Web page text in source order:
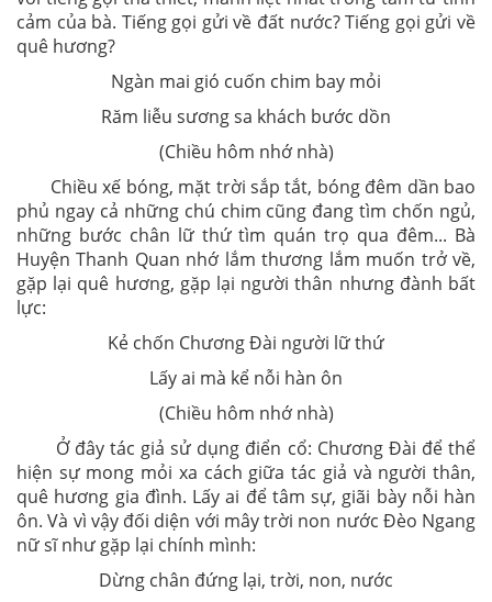
cảm của bà. Tiếng gọi gửi về đất nước? Tiếng gọi gửi về
quê hương?
Ngàn mai gió cuốn chim bay mỏi
Răm liễu sương sa khách bước dồn
(Chiều hôm nhớ nhà)
Chiều xế bóng, mặt trời sắp tắt, bóng đêm dần bao
phủ ngay cả những chú chim cũng đang tìm chốn ngủ,
những bước chân lữ thứ tìm quán trọ qua đêm... Bà
Huyện Thanh Quan nhớ lắm thương lắm muốn trở về,
gặp lại quê hương, gặp lại người thân nhưng đành bất
lực:
Kẻ chốn Chương Đài người lữ thứ
Lấy ai mà kể nỗi hàn ôn
(Chiều hôm nhớ nhà)
Ở đây tác giả sử dụng điển cổ: Chương Đài để thể
hiện sự mong mỏi xa cách giữa tác giả và người thân,
quê hương gia đình. Lấy ai để tâm sự, giãi bày nỗi hàn
ôn. Và vì vậy đối diện với mây trời non nước Đèo Ngang
nữ sĩ như gặp lại chính mình:
Dừng chân đứng lại, trời, non, nước